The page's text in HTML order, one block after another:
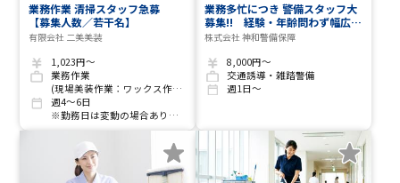
業務作業 清掃スタッフ急募
【募集人数／若干名】
有限会社 二美美装
1,023円～
業務作業
(現場美装作業：ワックス作業・ガラス清掃など)
週4～6日
※勤務日は変動の場合あり。詳細は面談にて
業務多忙につき 警備スタッフ大
募集!! 経験・年齢問わず幅広い
方が活躍しています
株式会社 神和警備保障
8,000円～
交通誘導・雑踏警備
週1日～